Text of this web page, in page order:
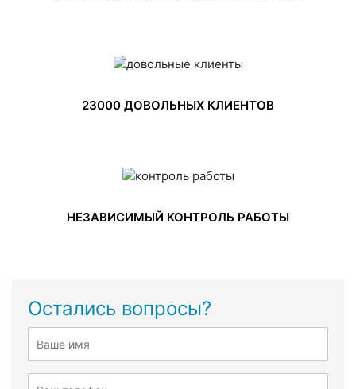
23000 ДОВОЛЬНЫХ КЛИЕНТОВ
НЕЗАВИСИМЫЙ КОНТРОЛЬ РАБОТЫ
Остались вопросы?